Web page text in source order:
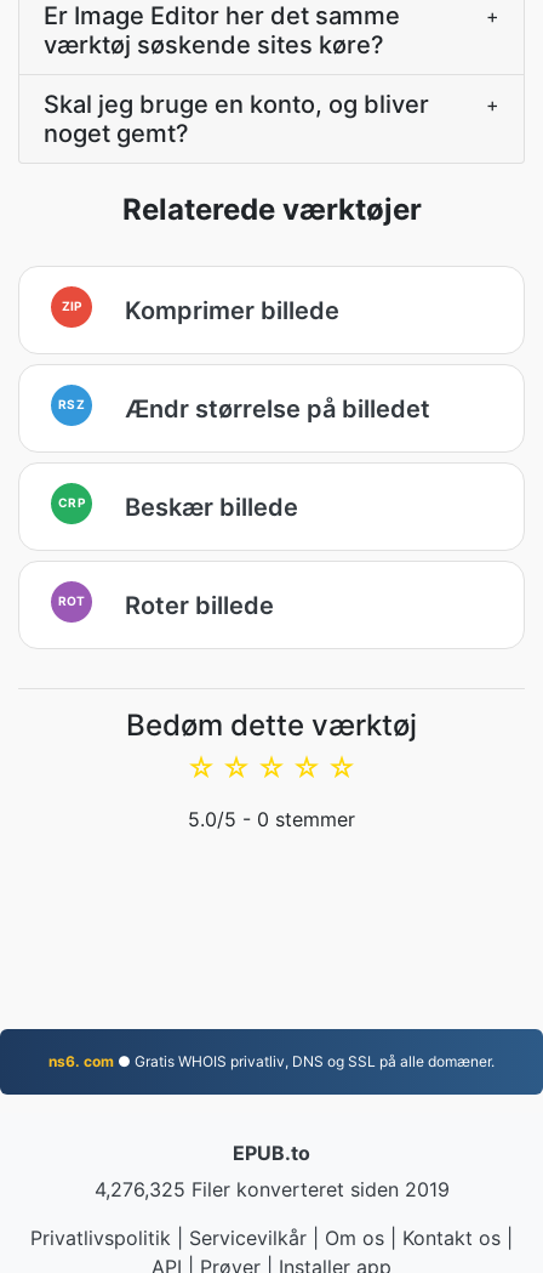
Er Image Editor her det samme
værktøj søskende sites køre?
+
Skal jeg bruge en konto, og bliver
noget gemt?
+
Relaterede værktøjer
ZIP Komprimer billede
RSZ Ændr størrelse på billedet
CRP Beskær billede
ROT Roter billede
Bedøm dette værktøj
☆
☆
☆
☆
☆
5.0/5 - 0 stemmer
ns6. com ● Gratis WHOIS privatliv, DNS og SSL på alle domæner.
EPUB.to
4,276,325 Filer konverteret siden 2019
Privatlivspolitik
Servicevilkår Om os Kontakt os
API
Prøver Installer app